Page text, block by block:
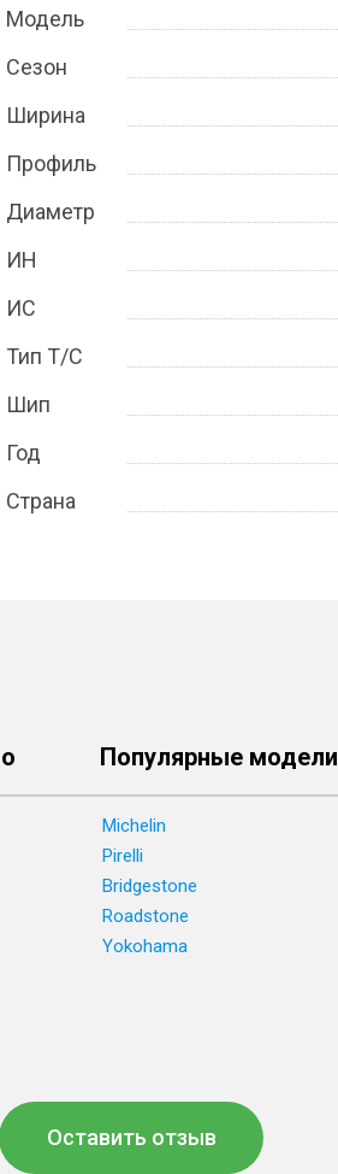
Модель
Сезон
Ширина
Профиль
Диаметр
ИН
ИС
Тип Т/С
Шип
Год
Страна
Популярные модели
Michelin
Pirelli
Bridgestone
Roadstone
Yokohama
Оставить отзыв